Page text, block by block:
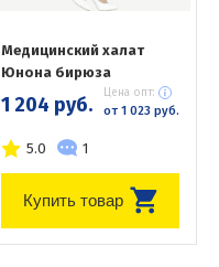
Медицинский халат
Юнона бирюза
1 204 руб. Цена опт:
от 1 023 руб.
5.0 1
Купить товар